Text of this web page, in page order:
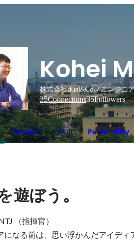
Kohei
株式会社dual&Co. / エンジニ
35Connections35Followers
Stories 1 Skill Personality
遊ぼう 。
（指揮官）
になる前は、思い浮かんだアイデ